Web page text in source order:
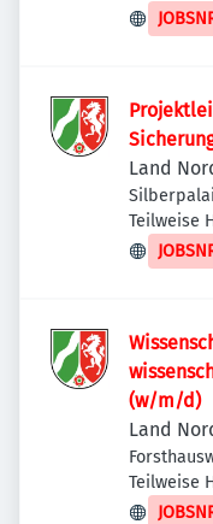
Land
Duisburg,
Teilweise
(w/m/d)
Land
Teilweise